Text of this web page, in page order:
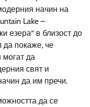
начин на
Lake –
езера“ в близост до
да покаже, че
могат да
свят и
да им пречи.
да се